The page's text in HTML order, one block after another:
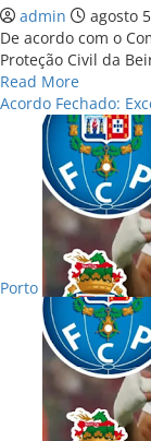
admin agosto
De acordo com o
Proteção Civil da
Read MoreRead
more
about
Tragédia
na
EN
233:
jovem
de
27
anos
perde
a
vida
em
despiste
brutal
Acordo Fechado:
Porto